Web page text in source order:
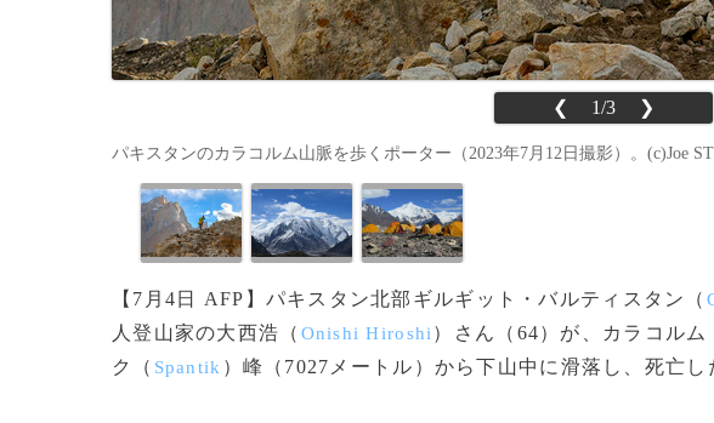
❮ 1/3 ❯
パキスタンのカラコルム山脈を歩くポーター（2023年7月12日撮影）。(c)Joe
【7月4日 AFP】パキスタン北部ギルギット・バルティスタン（
人登山家の大西浩（ Onishi Hiroshi ）さん（64）が、カラコルム
ク（ Spantik ）峰（7027メートル）から下山中に滑落し、死亡し